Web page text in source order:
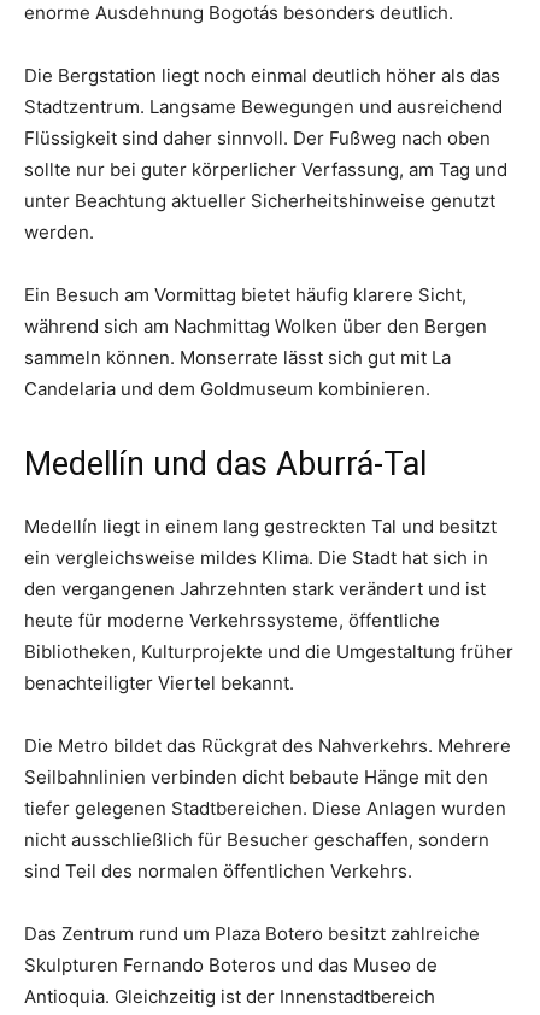
enorme Ausdehnung Bogotás besonders deutlich.
Die Bergstation liegt noch einmal deutlich höher als das
Stadtzentrum. Langsame Bewegungen und ausreichend
Flüssigkeit sind daher sinnvoll. Der Fußweg nach oben
sollte nur bei guter körperlicher Verfassung, am Tag und
unter Beachtung aktueller Sicherheitshinweise genutzt
werden.
Ein Besuch am Vormittag bietet häufig klarere Sicht,
während sich am Nachmittag Wolken über den Bergen
sammeln können. Monserrate lässt sich gut mit La
Candelaria und dem Goldmuseum kombinieren.
Medellín und das Aburrá-Tal
Medellín liegt in einem lang gestreckten Tal und besitzt
ein vergleichsweise mildes Klima. Die Stadt hat sich in
den vergangenen Jahrzehnten stark verändert und ist
heute für moderne Verkehrssysteme, öffentliche
Bibliotheken, Kulturprojekte und die Umgestaltung früher
benachteiligter Viertel bekannt.
Die Metro bildet das Rückgrat des Nahverkehrs. Mehrere
Seilbahnlinien verbinden dicht bebaute Hänge mit den
tiefer gelegenen Stadtbereichen. Diese Anlagen wurden
nicht ausschließlich für Besucher geschaffen, sondern
sind Teil des normalen öffentlichen Verkehrs.
Das Zentrum rund um Plaza Botero besitzt zahlreiche
Skulpturen Fernando Boteros und das Museo de
Antioquia. Gleichzeitig ist der Innenstadtbereich